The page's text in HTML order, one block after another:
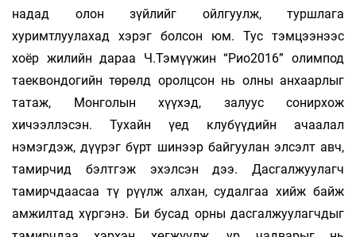
надад олон зүйлийг ойлгуулж, туршлага
хуримтлуулахад хэрэг болсон юм. Тус тэмцээнээс
хоёр жилийн дараа Ч.Тэмүүжин “Рио2016” олимпод
таеквондогийн төрөлд оролцсон нь олны анхаарлыг
татаж, Монголын хүүхэд, залуус сонирхож
хичээллэсэн. Тухайн үед клубүүдийн ачаалал
нэмэгдэж, дүүрэг бүрт шинээр байгуулан элсэлт авч,
тамирчид бэлтгэж эхэлсэн дээ. Дасгалжуулагч
тамирчдаасаа тү­ рүүлж алхан, судалгаа хийж байж
амжилтад хүргэнэ. Би бусад орны дасгалжуулагчдыг